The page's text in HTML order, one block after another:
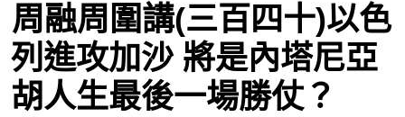
觀點
博客
周融周圍講(三百四十)以色
列進攻加沙 將是內塔尼亞
胡人生最後一場勝仗？